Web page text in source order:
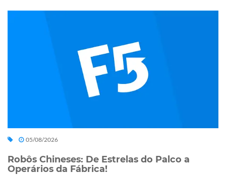
05/08/2026
Robôs Chineses: De Estrelas do Palco a
Operários da Fábrica!